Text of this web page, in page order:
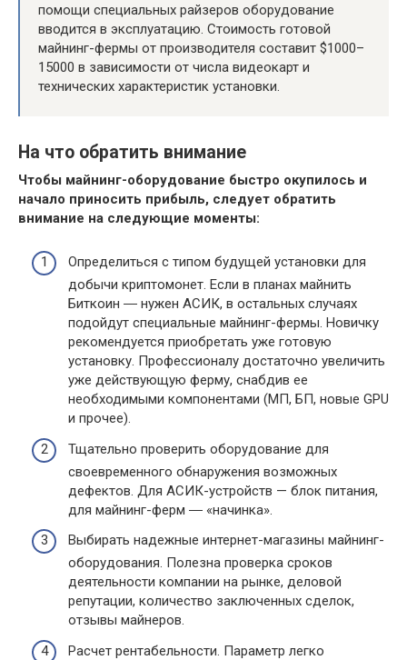
помощи специальных райзеров оборудование
вводится в эксплуатацию. Стоимость готовой
майнинг-фермы от производителя составит $1000–
15000 в зависимости от числа видеокарт и
технических характеристик установки.
На что обратить внимание
Чтобы майнинг-оборудование быстро окупилось и
начало приносить прибыль, следует обратить
внимание на следующие моменты:
Определиться с типом будущей установки для
добычи криптомонет. Если в планах майнить
Биткоин ― нужен АСИК, в остальных случаях
подойдут специальные майнинг-фермы. Новичку
рекомендуется приобретать уже готовую
установку. Профессионалу достаточно увеличить
уже действующую ферму, снабдив ее
необходимыми компонентами (МП, БП, новые GPU
и прочее).
Тщательно проверить оборудование для
своевременного обнаружения возможных
дефектов. Для АСИК-устройств — блок питания,
для майнинг-ферм ― «начинка».
Выбирать надежные интернет-магазины майнинг-
оборудования. Полезна проверка сроков
деятельности компании на рынке, деловой
репутации, количество заключенных сделок,
отзывы майнеров.
Расчет рентабельности. Параметр легко